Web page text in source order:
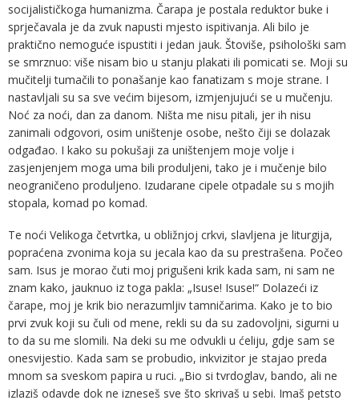
socijalističkoga humanizma. Čarapa je postala reduktor buke i
sprječavala je da zvuk napusti mjesto ispitivanja. Ali bilo je
praktično nemoguće ispustiti i jedan jauk. Štoviše, psihološki sam
se smrznuo: više nisam bio u stanju plakati ili pomicati se. Moji su
mučitelji tumačili to ponašanje kao fanatizam s moje strane. I
nastavljali su sa sve većim bijesom, izmjenjujući se u mučenju.
Noć za noći, dan za danom. Ništa me nisu pitali, jer ih nisu
zanimali odgovori, osim uništenje osobe, nešto čiji se dolazak
odgađao. I kako su pokušaji za uništenjem moje volje i
zasjenjenjem moga uma bili produljeni, tako je i mučenje bilo
neograničeno produljeno. Izudarane cipele otpadale su s mojih
stopala, komad po komad.
Te noći Velikoga četvrtka, u obližnjoj crkvi, slavljena je liturgija,
popraćena zvonima koja su jecala kao da su prestrašena. Počeo
sam. Isus je morao čuti moj prigušeni krik kada sam, ni sam ne
znam kako, jauknuo iz toga pakla: „Isuse! Isuse!“ Dolazeći iz
čarape, moj je krik bio nerazumljiv tamničarima. Kako je to bio
prvi zvuk koji su čuli od mene, rekli su da su zadovoljni, sigurni u
to da su me slomili. Na deki su me odvukli u ćeliju, gdje sam se
onesvijestio. Kada sam se probudio, inkvizitor je stajao preda
mnom sa sveskom papira u ruci. „Bio si tvrdoglav, bando, ali ne
izlaziš odavde dok ne izneseš sve što skrivaš u sebi. Imaš petsto